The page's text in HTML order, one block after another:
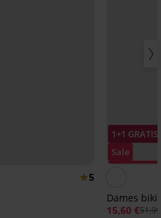
5
1+1 GRATIS
Sale
Dames
15,60 €